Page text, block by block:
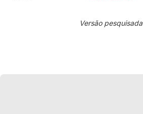
Versão pesquisada